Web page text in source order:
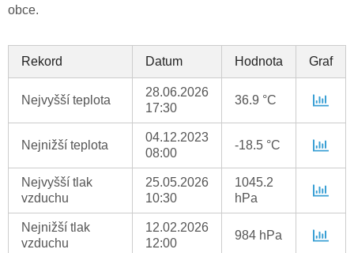
obce.
Rekord Datum Hodnota Graf
Nejvyšší teplota
28.06.2026
17:30
36.9 °C
Nejnižší teplota
04.12.2023
08:00
-18.5 °C
Nejvyšší tlak
vzduchu
25.05.2026
10:30
1045.2
hPa
Nejnižší tlak
vzduchu
12.02.2026
12:00
984 hPa